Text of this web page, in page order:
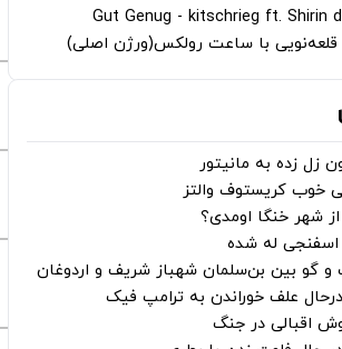
قلعه‌نویی با ساعت رولکس(ورژن اصلی)
زل زده به مانیتور
خوب کریستوف والتز
از شهر خنگا اومدی؟
اسفنجی له شده
و گو بین بن‌سلمان شهباز شریف و اردوغان
درحال علف خوراندن به ترامپ فیک
اقبالی در جنگ